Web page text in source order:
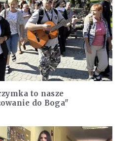
to nasze
do Boga"